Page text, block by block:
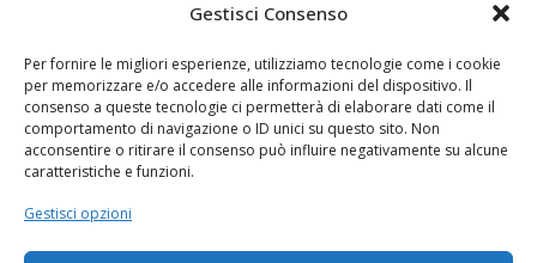
Gestisci Consenso
Per fornire le migliori esperienze, utilizziamo tecnologie come i cookie
per memorizzare e/o accedere alle informazioni del dispositivo. Il
consenso a queste tecnologie ci permetterà di elaborare dati come il
comportamento di navigazione o ID unici su questo sito. Non
acconsentire o ritirare il consenso può influire negativamente su alcune
caratteristiche e funzioni.
Gestisci opzioni